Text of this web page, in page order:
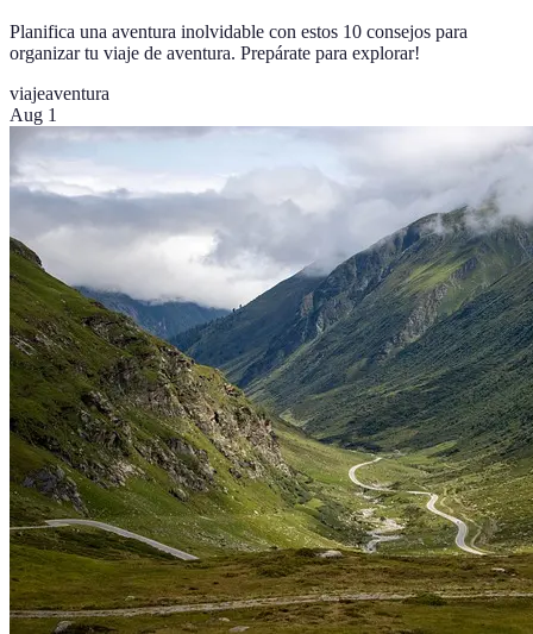
Planifica una aventura inolvidable con estos 10 consejos para
organizar tu viaje de aventura. Prepárate para explorar!
viajeaventura
Aug 1